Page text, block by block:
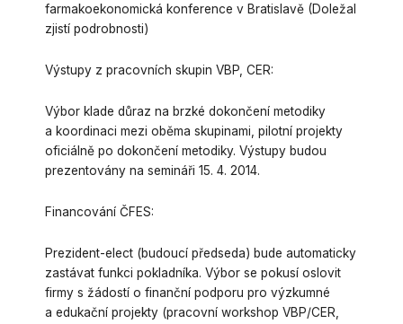
farmakoekonomická konference v Bratislavě (Doležal
zjistí podrobnosti)
Výstupy z pracovních skupin VBP, CER:
Výbor klade důraz na brzké dokončení metodiky
a koordinaci mezi oběma skupinami, pilotní projekty
oficiálně po dokončení metodiky. Výstupy budou
prezentovány na semináři 15. 4. 2014.
Financování ČFES:
Prezident-elect (budoucí předseda) bude automaticky
zastávat funkci pokladníka. Výbor se pokusí oslovit
firmy s žádostí o finanční podporu pro výzkumné
a edukační projekty (pracovní workshop VBP/CER,